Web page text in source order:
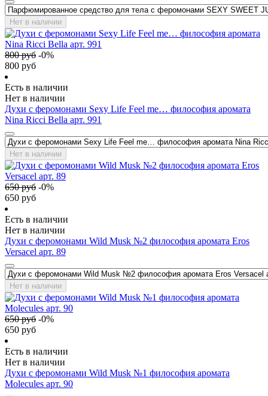
Нет в наличии
800руб -0%
800 руб
Есть в наличии
Нет в наличии
Духи с феромонами Sexy Life Feel me… философия аромата
Nina Ricci Bella арт. 991
Нет в наличии
650руб -0%
650 руб
Есть в наличии
Нет в наличии
Духи с феромонами Wild Musk №2 философия аромата Eros
Versacel арт. 89
Нет в наличии
650руб -0%
650 руб
Есть в наличии
Нет в наличии
Духи с феромонами Wild Musk №1 философия аромата
Molecules арт. 90